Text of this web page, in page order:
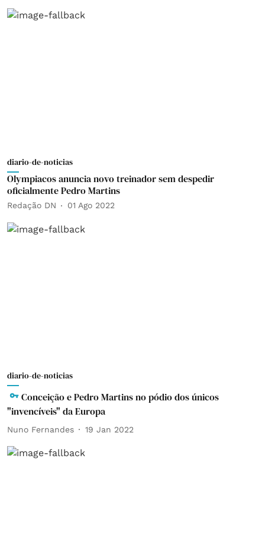
diario-de-noticias
Olympiacos anuncia novo treinador sem despedir
oficialmente Pedro Martins
Redação DN 01 Ago 2022
diario-de-noticias
Conceição e Pedro Martins no pódio dos únicos
"invencíveis" da Europa
Nuno Fernandes 19 Jan 2022